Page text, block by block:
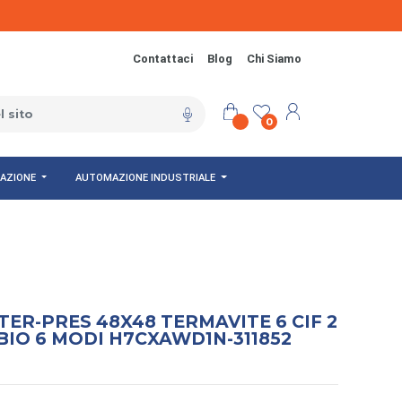
Contattaci Blog Chi Siamo
0
AUTOMAZIONE INDUSTRIALE
PRES 48X48 TERMAVITE 6 CIF 2
6 MODI H7CXAWD1N-311852